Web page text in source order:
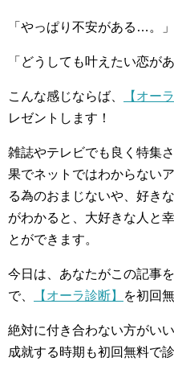
「やっぱり不安がある…。」
「どうしても叶えたい恋が
こんな感じならば、 【オー
レゼントします！
雑誌やテレビでも良く特集
果でネットではわからない
る為のおまじないや、好き
がわかると、大好きな人と
とができます。
今日は、あなたがこの記事
で、
【オーラ診断】 を初回
絶対に付き合わない方がい
成就する時期も初回無料で